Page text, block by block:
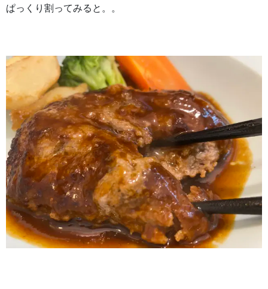
ぱっくり割ってみると。。